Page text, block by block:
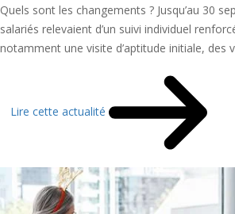
Quels sont les changements ? Jusqu’au 30
salariés relevaient d’un suivi individuel
notamment une visite d’aptitude initiale, des
Lire cette actualité